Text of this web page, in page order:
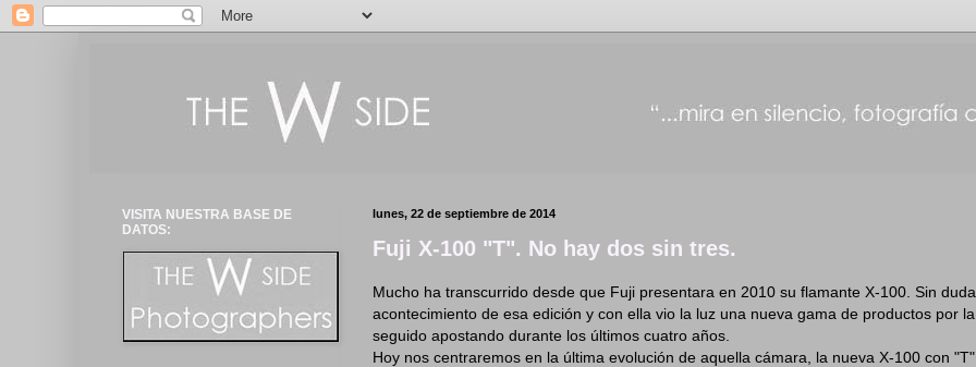
lunes, 22 de septiembre de 2014
Fuji X-100 "T". No hay dos sin tres.
Mucho ha transcurrido desde que Fuji presentara en 2010 su flamante X-100. Sin
acontecimiento de esa edición y con ella vio la luz una nueva gama de productos por
seguido apostando durante los últimos cuatro años.
Hoy nos centraremos en la última evolución de aquella cámara, la nueva X-100 con
VISITA NUESTRA BASE DE
DATOS: